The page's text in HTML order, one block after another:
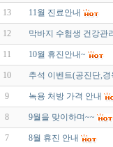
13 11월 진료안내
12 막바지 수험생 건강관
11 10월 휴진안내~
10 추석 이벤트(공진단,경
9 녹용 처방 가격 안내
8 9월을 맞이하며~~
7 8월 휴진 안내